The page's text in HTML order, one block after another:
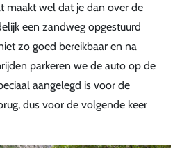
maakt wel dat je dan over de
een zandweg opgestuurd
zo goed bereikbaar en na
parkeren we de auto op de
aangelegd is voor de
dus voor de volgende keer